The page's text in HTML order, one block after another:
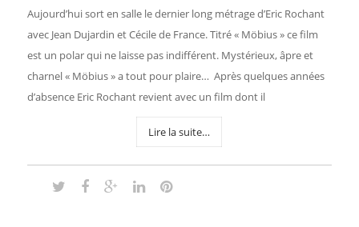
Aujourd’hui sort en salle le dernier long métrage d’Eric Rochant
avec Jean Dujardin et Cécile de France. Titré « Möbius » ce film
est un polar qui ne laisse pas indifférent. Mystérieux, âpre et
charnel « Möbius » a tout pour plaire… Après quelques années
d’absence Eric Rochant revient avec un film dont il
Lire la suite…